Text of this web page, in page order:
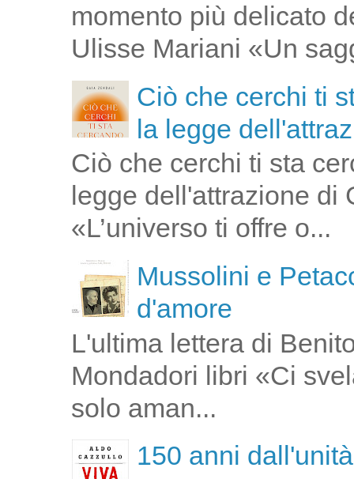
momento più delicato
Ulisse Mariani «Un
Ciò che cerchi ti
la legge
Ciò che cerchi ti sta
legge dell'attrazione
«L’universo ti offre o...
Mussolini e
d'amore
L'ultima lettera di
Mondadori libri «Ci
solo aman...
150 anni